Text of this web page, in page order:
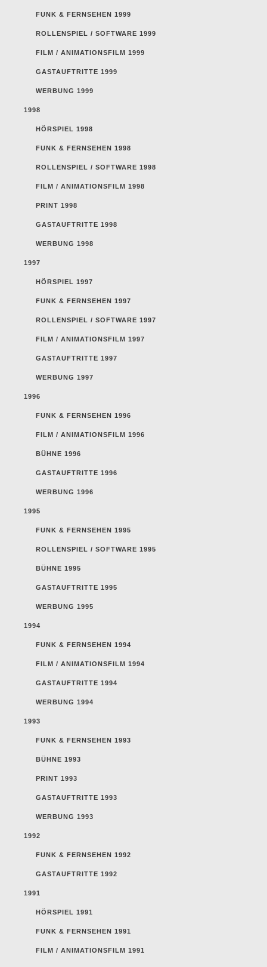
FUNK & FERNSEHEN 1999
ROLLENSPIEL / SOFTWARE 1999
FILM / ANIMATIONSFILM 1999
GASTAUFTRITTE 1999
WERBUNG 1999
1998
HÖRSPIEL 1998
FUNK & FERNSEHEN 1998
ROLLENSPIEL / SOFTWARE 1998
FILM / ANIMATIONSFILM 1998
PRINT 1998
GASTAUFTRITTE 1998
WERBUNG 1998
1997
HÖRSPIEL 1997
FUNK & FERNSEHEN 1997
ROLLENSPIEL / SOFTWARE 1997
FILM / ANIMATIONSFILM 1997
GASTAUFTRITTE 1997
WERBUNG 1997
1996
FUNK & FERNSEHEN 1996
FILM / ANIMATIONSFILM 1996
BÜHNE 1996
GASTAUFTRITTE 1996
WERBUNG 1996
1995
FUNK & FERNSEHEN 1995
ROLLENSPIEL / SOFTWARE 1995
BÜHNE 1995
GASTAUFTRITTE 1995
WERBUNG 1995
1994
FUNK & FERNSEHEN 1994
FILM / ANIMATIONSFILM 1994
GASTAUFTRITTE 1994
WERBUNG 1994
1993
FUNK & FERNSEHEN 1993
BÜHNE 1993
PRINT 1993
GASTAUFTRITTE 1993
WERBUNG 1993
1992
FUNK & FERNSEHEN 1992
GASTAUFTRITTE 1992
1991
HÖRSPIEL 1991
FUNK & FERNSEHEN 1991
FILM / ANIMATIONSFILM 1991